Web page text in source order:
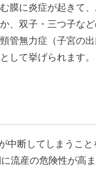
膜に炎症が起きて
、双子・三つ子な
管無力症（子宮の
して挙げられます。
中断してしまうこ
流産の危険性が高